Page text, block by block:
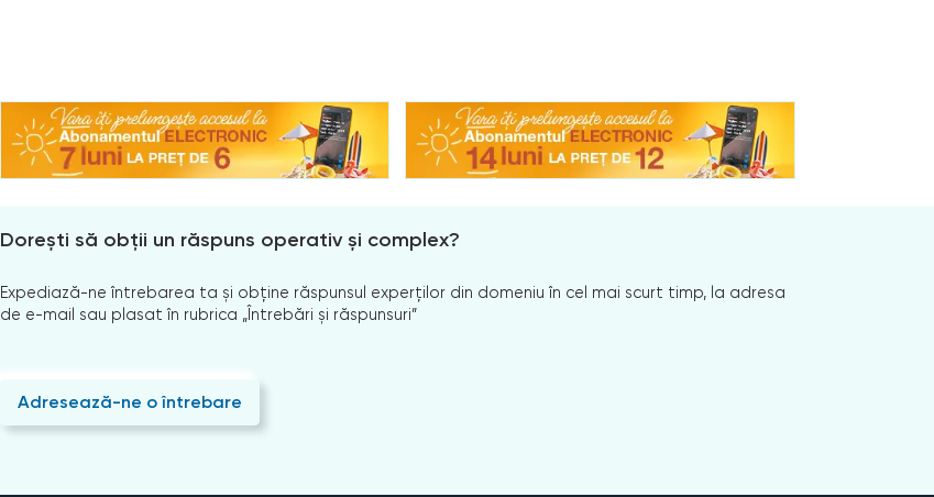
Dorești să obții un răspuns operativ și complex?
Expediază-ne întrebarea ta și obține răspunsul experților din domeniu în cel mai scurt timp, la adresa
de e-mail sau plasat în rubrica „Întrebări și răspunsuri”
Adresează-ne o întrebare